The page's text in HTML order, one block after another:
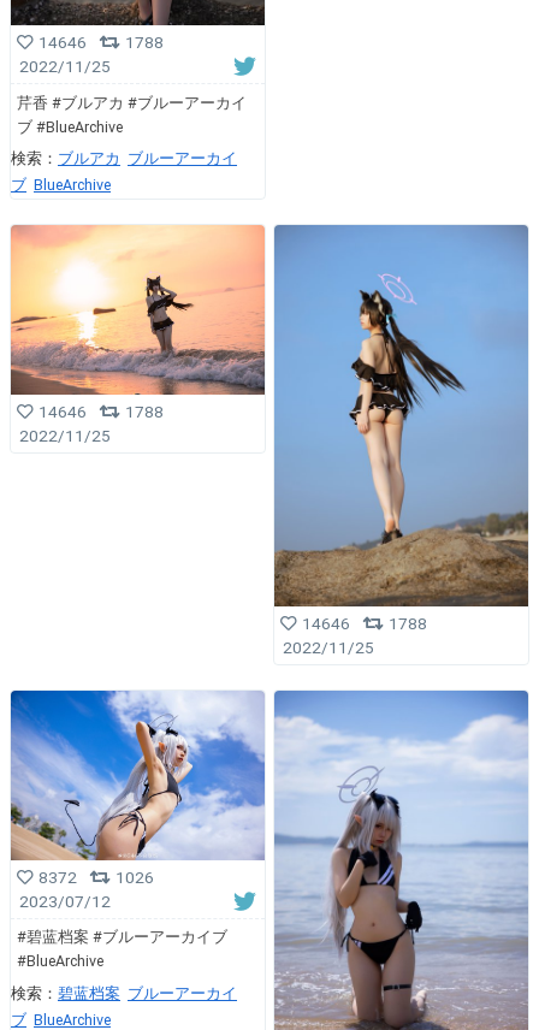
14646
1788
2022/11/25
芹香 #ブルアカ #ブルーアーカイ
ブ #BlueArchive
検索： ブルアカ ブルーアーカイ
ブ BlueArchive
14646
1788
2022/11/25
14646
1788
2022/11/25
8372
1026
2023/07/12
#碧蓝档案 #ブルーアーカイブ
#BlueArchive
検索： 碧蓝档案 ブルーアーカイ
ブ BlueArchive